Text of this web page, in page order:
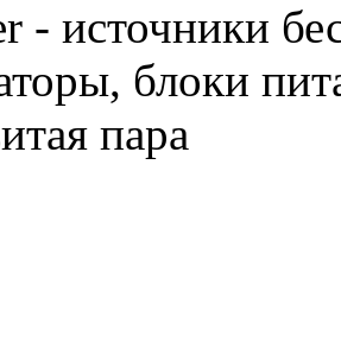
- источники
блоки
пара